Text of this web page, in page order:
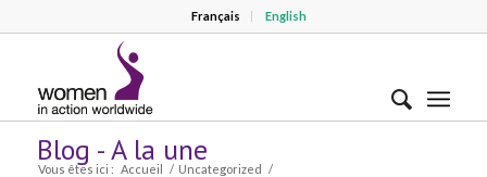
Français English
Blog - A la une
Vous êtes ici : Accueil / Uncategorized /